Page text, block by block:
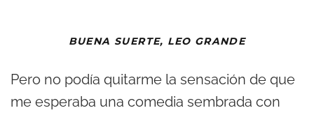
BUENA SUERTE, LEO GRANDE
Pero no podía quitarme la sensación de que
me esperaba una comedia sembrada con